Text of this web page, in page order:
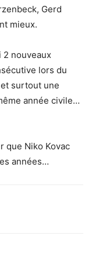
Gerd
mieux.
2 nouveaux
lors du
surtout une
année civile…
que Niko Kovac
années…